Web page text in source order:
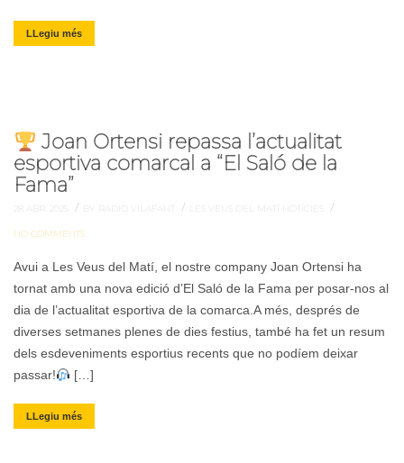
LLegiu més
Joan Ortensi repassa l’actualitat
esportiva comarcal a “El Saló de la
Fama”
28 ABR. 2025 / BY RADIO VILAFANT / LES VEUS DEL MATÍ NOTÍCIES /
NO COMMENTS
Avui a Les Veus del Matí, el nostre company Joan Ortensi ha
tornat amb una nova edició d’El Saló de la Fama per posar-nos al
dia de l’actualitat esportiva de la comarca.A més, després de
diverses setmanes plenes de dies festius, també ha fet un resum
dels esdeveniments esportius recents que no podíem deixar
passar!
[…]
LLegiu més